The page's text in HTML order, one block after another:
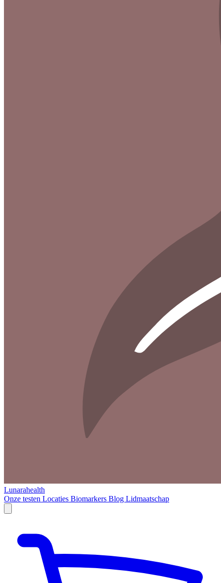
Lunarahealth
Onze testen Locaties Biomarkers Blog Lidmaatschap